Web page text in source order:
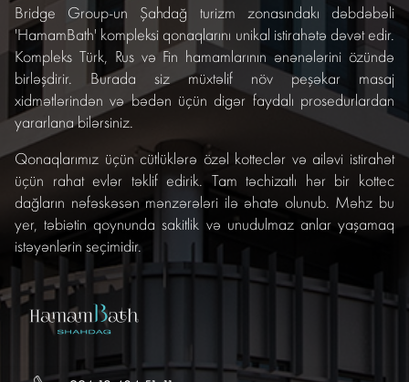
Bridge Group-un Şahdağ turizm zonasındakı dəbdəbəli
'HamamBath' kompleksi qonaqlarını unikal istirahətə dəvət edir.
Kompleks Türk, Rus və Fin hamamlarının ənənələrini özündə
birləşdirir. Burada siz müxtəlif növ peşəkar masaj
xidmətlərindən və bədən üçün digər faydalı prosedurlardan
yararlana bilərsiniz.
Qonaqlarımız üçün cütlüklərə özəl kotteclər və ailəvi istirahət
üçün rahat evlər təklif edirik. Tam təchizatlı hər bir kottec
dağların nəfəskəsən mənzərələri ilə əhatə olunub. Məhz bu
yer, təbiətin qoynunda sakitlik və unudulmaz anlar yaşamaq
istəyənlərin seçimidir.